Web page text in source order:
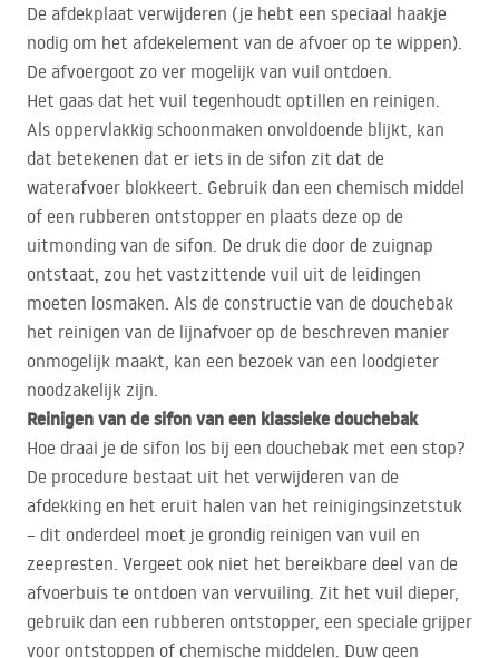
De afdekplaat verwijderen (je hebt een speciaal haakje
nodig om het afdekelement van de afvoer op te wippen).
De afvoergoot zo ver mogelijk van vuil ontdoen.
Het gaas dat het vuil tegenhoudt optillen en reinigen.
Als oppervlakkig schoonmaken onvoldoende blijkt, kan
dat betekenen dat er iets in de sifon zit dat de
waterafvoer blokkeert. Gebruik dan een chemisch middel
of een rubberen ontstopper en plaats deze op de
uitmonding van de sifon. De druk die door de zuignap
ontstaat, zou het vastzittende vuil uit de leidingen
moeten losmaken. Als de constructie van de douchebak
het reinigen van de lijnafvoer op de beschreven manier
onmogelijk maakt, kan een bezoek van een loodgieter
noodzakelijk zijn.
Reinigen van de sifon van een klassieke douchebak
Hoe draai je de sifon los bij een douchebak met een stop?
De procedure bestaat uit het verwijderen van de
afdekking en het eruit halen van het reinigingsinzetstuk
– dit onderdeel moet je grondig reinigen van vuil en
zeepresten. Vergeet ook niet het bereikbare deel van de
afvoerbuis te ontdoen van vervuiling. Zit het vuil dieper,
gebruik dan een rubberen ontstopper, een speciale grijper
voor ontstoppen of chemische middelen. Duw geen